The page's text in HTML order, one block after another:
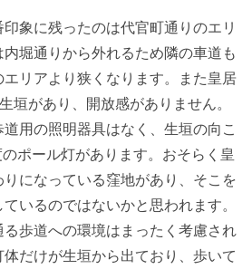
象に残ったのは代官町通りのエリ
堀通りから外れるため隣の車道も
リアより狭くなります。また皇居
垣があり、開放感がありません。
用の照明器具はなく、生垣の向こ
ポール灯があります。おそらく皇
になっている窪地があり、そこを
いるのではないかと思われます。
歩道への環境はまったく考慮され
だけが生垣から出ており、歩いて